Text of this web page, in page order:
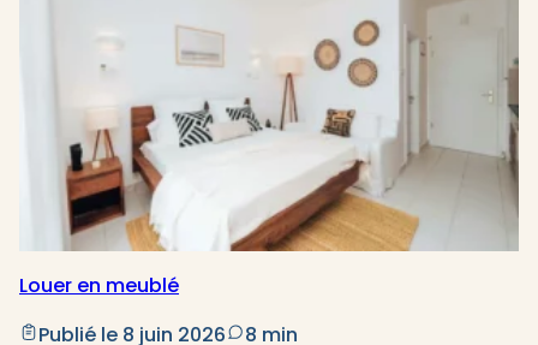
Louer en meublé
Publié le 8 juin 2026
8 min